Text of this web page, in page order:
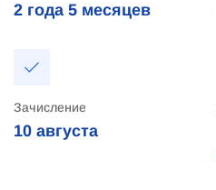
2 года 5 месяцев
Зачисление
10 августа